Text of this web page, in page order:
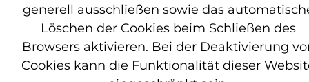
generell ausschließen sowie das
Löschen der Cookies beim Schließen des
Browsers aktivieren. Bei der Deaktivierung
Cookies kann die Funktionalität dieser